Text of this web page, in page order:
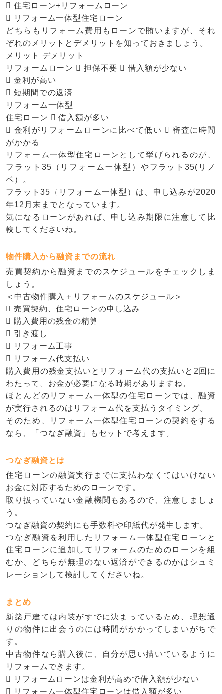
 住宅ローン+リフォームローン
 リフォーム一体型住宅ローン
どちらもリフォーム費用もローンで賄いますが、それ
ぞれのメリットとデメリットを知っておきましょう。
メリット デメリット
リフォームローン  担保不要  借入額が少ない
 金利が高い
 短期間での返済
リフォーム一体型
住宅ローン  借入額が多い
 金利がリフォームローンに比べて低い  審査に時間
がかかる
リフォーム一体型住宅ローンとして挙げられるのが、
フラット35（リフォーム一体型）やフラット35(リノ
ベ）。
フラット35（リフォーム一体型）は、申し込みが2020
年12月末までとなっています。
気になるローンがあれば、申し込み期限に注意して比
較してくださいね。
物件購入から融資までの流れ
売買契約から融資までのスケジュールをチェックしま
しょう。
＜中古物件購入＋リフォームのスケジュール＞
 売買契約、住宅ローンの申し込み
 購入費用の残金の精算
 引き渡し
 リフォーム工事
 リフォーム代支払い
購入費用の残金支払いとリフォーム代の支払いと2回に
わたって、お金が必要になる時期がありますね。
ほとんどのリフォーム一体型の住宅ローンでは、融資
が実行されるのはリフォーム代を支払うタイミング。
そのため、リフォーム一体型住宅ローンの契約をする
なら、「つなぎ融資」もセットで考えます。
つなぎ融資とは
住宅ローンの融資実行までに支払わなくてはいけない
お金に対応するためのローンです。
取り扱っていない金融機関もあるので、注意しましょ
う。
つなぎ融資の契約にも手数料や印紙代が発生します。
つなぎ融資を利用したリフォーム一体型住宅ローンと
住宅ローンに追加してリフォームのためのローンを組
むか、どちらが無理のない返済ができるのかはシュミ
レーションして検討してくださいね。
まとめ
新築戸建ては内装がすでに決まっているため、理想通
りの物件に出会うのには時間がかかってしまいがちで
す。
中古物件なら購入後に、自分が思い描いているように
リフォームできます。
 リフォームローンは金利が高めで借入額が少ない
 リフォーム一体型住宅ローンは借入額が多い